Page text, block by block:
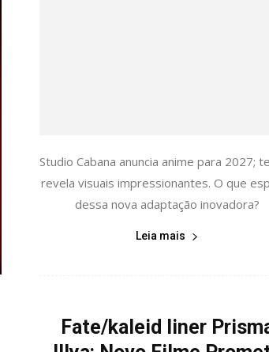
Studio Cabana anuncia anime para 2027;
revela visuais impressionantes. O que
dessa nova adaptação inovadora?
Leia mais
Fate/kaleid liner